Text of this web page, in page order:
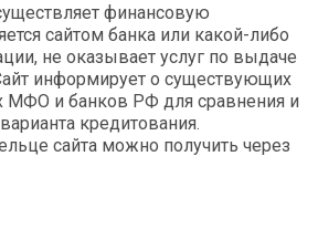
финансовую
сайтом банка или какой-либо
не оказывает услуг по выдаче
информирует о существующих
МФО и банков РФ для сравнения и
кредитования.
сайта можно получить через